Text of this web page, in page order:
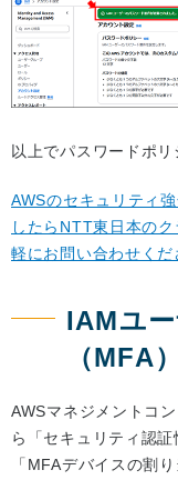
以上でパスワードポリ
AWSのセキュリティ
したらNTT東日本の
軽にお問い合わせくだ
IAMユ
（MFA
AWSマネジメントコ
ら「セキュリティ認
「MFAデバイスの割